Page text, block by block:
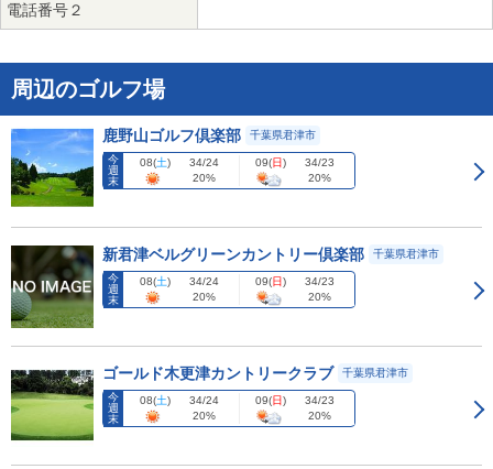
電話番号２
周辺のゴルフ場
鹿野山ゴルフ倶楽部
千葉県君津市
今
週
末
08(土)
34/24
20%
09(日)
34/23
20%
新君津ベルグリーンカントリー倶楽部
千葉県君津市
今
週
末
08(土)
34/24
20%
09(日)
34/23
20%
ゴールド木更津カントリークラブ
千葉県君津市
今
週
末
08(土)
34/24
20%
09(日)
34/23
20%